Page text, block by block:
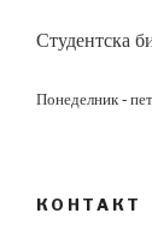
Студентска
Понеделник -
КОНТАКТ